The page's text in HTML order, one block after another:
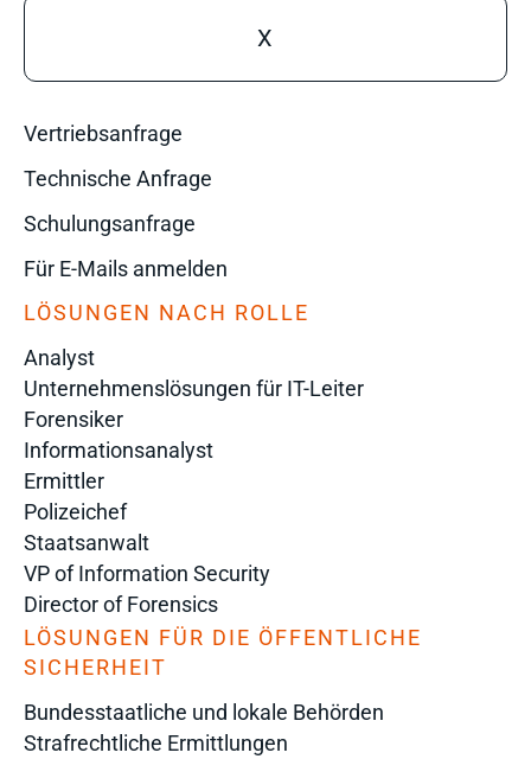
X
Vertriebsanfrage
Technische Anfrage
Schulungsanfrage
Für E-Mails anmelden
LÖSUNGEN NACH ROLLE
Analyst
Unternehmenslösungen für IT-Leiter
Forensiker
Informationsanalyst
Ermittler
Polizeichef
Staatsanwalt
VP of Information Security
Director of Forensics
LÖSUNGEN FÜR DIE ÖFFENTLICHE
SICHERHEIT
Bundesstaatliche und lokale Behörden
Strafrechtliche Ermittlungen